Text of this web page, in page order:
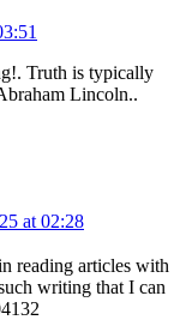
Truth is typically
Lincoln..
at 02:28
reading articles with
writing that I can